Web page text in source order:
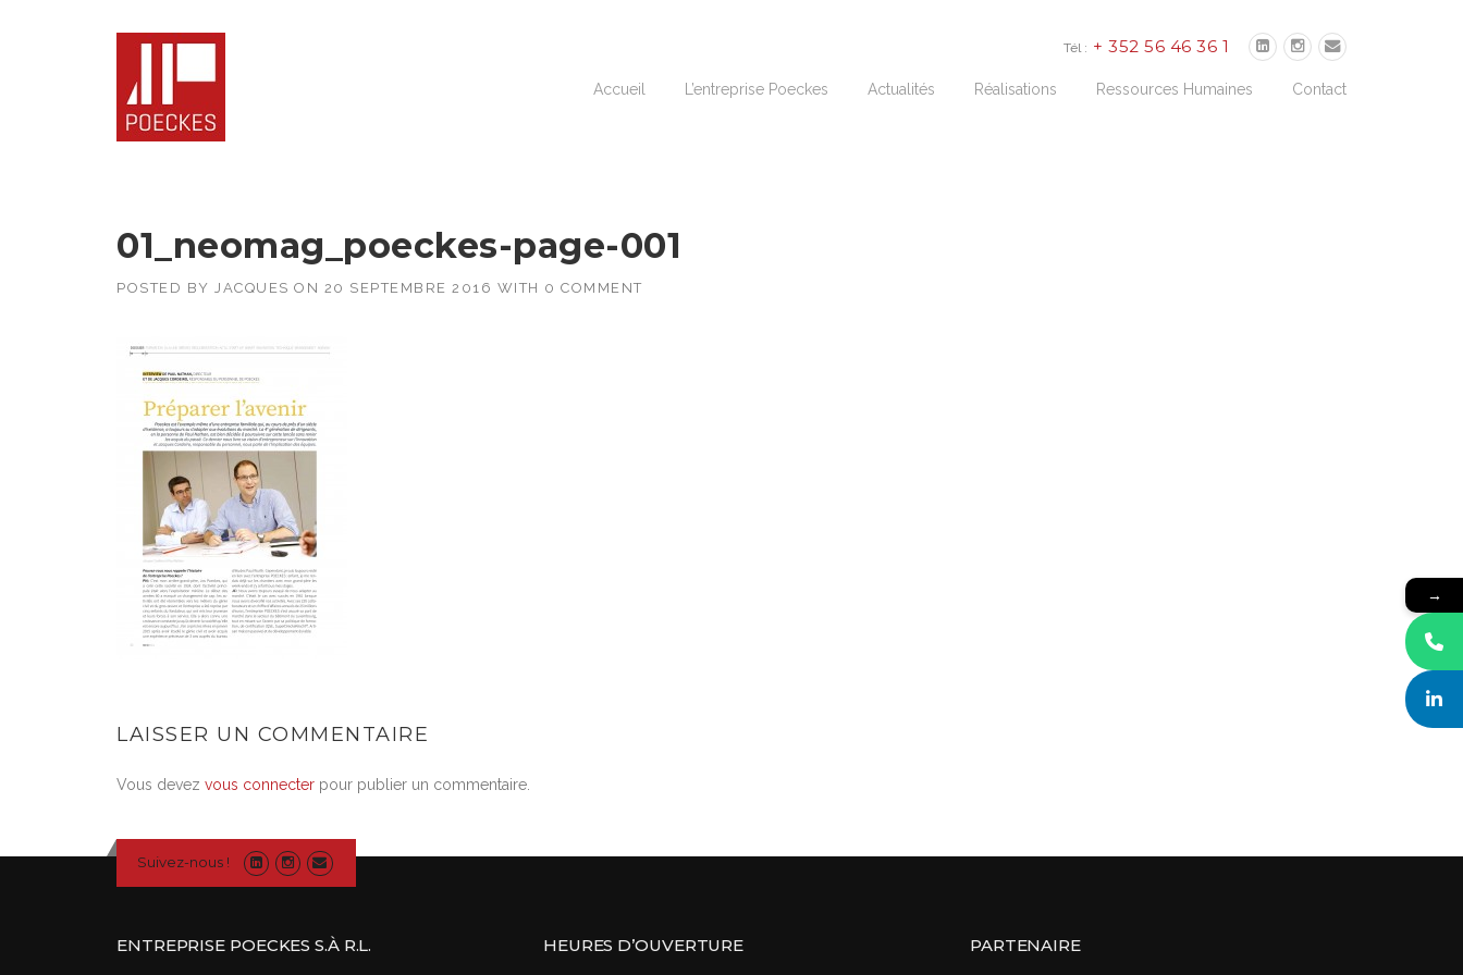
Tél : + 352 56 46 36 1
Accueil L’entreprise Poeckes Actualités Réalisations Ressources Humaines Contact
01_neomag_poeckes-page-001
POSTED BY JACQUES ON 20 SEPTEMBRE 2016 WITH 0 COMMENT
LAISSER UN COMMENTAIRE
Vous devez vous connecter pour publier un commentaire.
Suivez-nous !
ENTREPRISE POECKES S.À R.L. HEURES D’OUVERTURE PARTENAIRE
→